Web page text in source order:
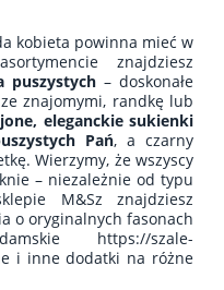
kobieta powinna mieć w
znajdziesz
puszystych – doskonałe
znajomymi, randkę lub
eleganckie sukienki
Pań, a czarny
Wierzymy, że wszyscy
– niezależnie od typu
M&Sz znajdziesz
o oryginalnych fasonach
https://szale-
i inne dodatki na różne